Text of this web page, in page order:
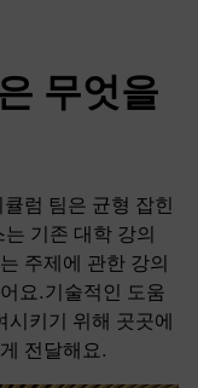
무엇을
럼 팀은 균형 잡힌
기존 대학 강의
주제에 관한 강의
요.기술적인 도움
시키기 위해 곳곳에
전달해요.